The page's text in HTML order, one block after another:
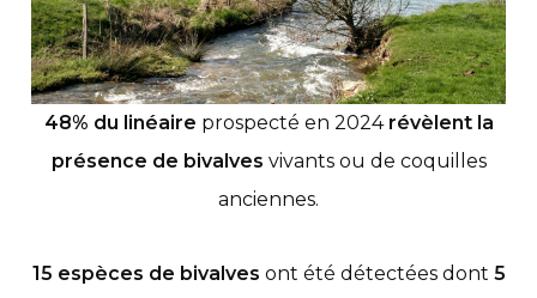
48% du linéaire prospecté en 2024 révèlent la
présence de bivalves vivants ou de coquilles
anciennes.
15 espèces de bivalves ont été détectées dont 5